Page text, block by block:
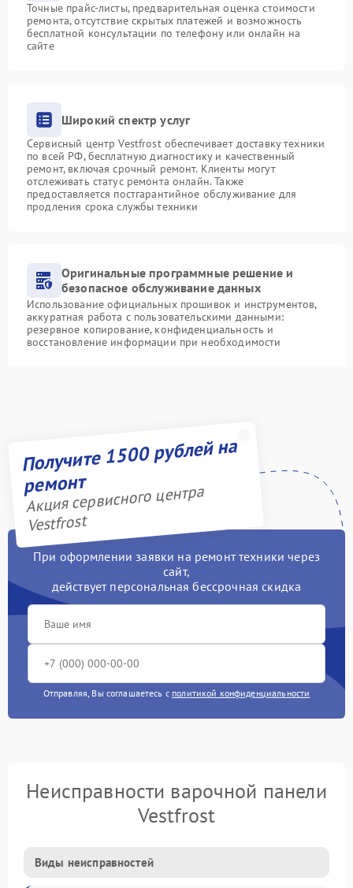
Точные прайс-листы, предварительная оценка стоимости
ремонта, отсутствие скрытых платежей и возможность
бесплатной консультации по телефону или онлайн на
сайте
Широкий спектр услуг
Сервисный центр Vestfrost обеспечивает доставку техники
по всей РФ, бесплатную диагностику и качественный
ремонт, включая срочный ремонт. Клиенты могут
отслеживать статус ремонта онлайн. Также
предоставляется постгарантийное обслуживание для
продления срока службы техники
Оригинальные программные решение и
безопасное обслуживание данных
Использование официальных прошивок и инструментов,
аккуратная работа с пользовательскими данными:
резервное копирование, конфиденциальность и
восстановление информации при необходимости
Получите 1500 рублей на
ремонт
Акция сервисного центра
Vestfrost
При оформлении заявки на ремонт техники через
сайт,
действует персональная бессрочная скидка
Отправляя, Вы соглашаетесь с политикой конфиденциальности
Неисправности варочной панели
Vestfrost
Виды неисправностей